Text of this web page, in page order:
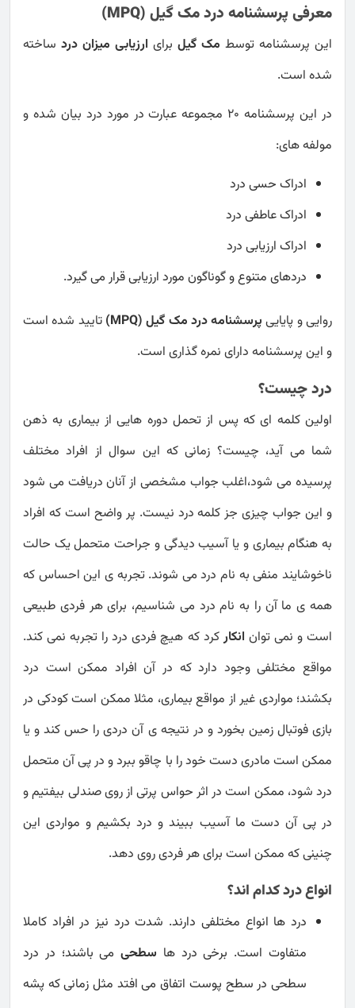
معرفی پرسشنامه درد مک گیل (MPQ)
این پرسشنامه توسط مک گیل برای ارزیابی میزان درد ساخته
شده است.
در این پرسشنامه 20 مجموعه عبارت در مورد درد بیان شده و
مولفه های:
ادراک حسی درد
ادراک عاطفی درد
ادراک ارزیابی درد
دردهای متنوع و گوناگون مورد ارزیابی قرار می گیرد.
روایی و پایاییپرسشنامه درد مک گیل (MPQ)
تایید شده است
و این پرسشنامه دارای نمره گذاری است.
درد چیست؟
اولین کلمه ای که پس از تحمل دوره هایی از بیماری به ذهن
شما می آید، چیست؟ زمانی که این سوال از افراد مختلف
پرسیده می شود،اغلب جواب مشخصی از آنان دریافت می شود
و این جواب چیزی جز کلمه درد نیست. پر واضح است که افراد
به هنگام بیماری و یا آسیب دیدگی و جراحت متحمل یک حالت
ناخوشایند منفی به نام درد می شوند. تجربه ی این احساس که
همه ی ما آن را به نام درد می شناسیم، برای هر فردی طبیعی
است و نمی توان انکارکرد که هیچ فردی درد را تجربه نمی کند.
مواقع مختلفی وجود دارد که در آن افراد ممکن است درد
بکشند؛ مواردی غیر از مواقع بیماری، مثلا ممکن است کودکی در
بازی فوتبال زمین بخورد و در نتیجه ی آن دردی را حس کند و یا
ممکن است مادری دست خود را با چاقو ببرد و در پی آن متحمل
درد شود، ممکن است در اثر حواس پرتی از روی صندلی بیفتیم و
در پی آن دست ما آسیب ببیند و درد بکشیم و مواردی این
چنینی که ممکن است برای هر فردی روی دهد.
انواع درد کدام اند؟
درد ها انواع مختلفی دارند. شدت درد نیز در افراد کاملا
متفاوت است. برخی درد ها سطحیمی باشند؛ در درد
سطحی در سطح پوست اتفاق می افتد مثل زمانی که پشه